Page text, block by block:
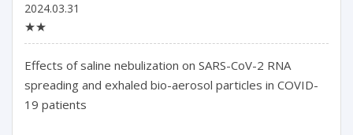
2024.03.31
★★
Effects of saline nebulization on SARS-CoV-2 RNA
spreading and exhaled bio-aerosol particles in COVID-
19 patients